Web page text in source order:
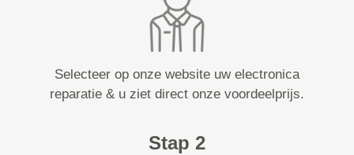
Selecteer op onze website uw electronica
reparatie & u ziet direct onze voordeelprijs.
Stap 2